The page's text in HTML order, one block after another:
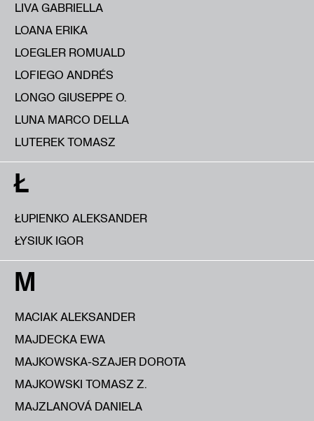
LIVA GABRIELLA
LOANA ERIKA
LOEGLER ROMUALD
LOFIEGO ANDRÉS
LONGO GIUSEPPE O.
LUNA MARCO DELLA
LUTEREK TOMASZ
Ł
ŁUPIENKO ALEKSANDER
ŁYSIUK IGOR
M
MACIAK ALEKSANDER
MAJDECKA EWA
MAJKOWSKA-SZAJER DOROTA
MAJKOWSKI TOMASZ Z.
MAJZLANOVÁ DANIELA